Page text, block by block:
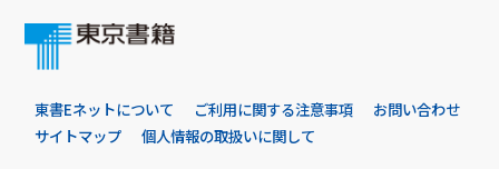
東書Eネットについて ご利用に関する注意事項
お問い合わせ
サイトマップ
個人情報の取扱いに関して